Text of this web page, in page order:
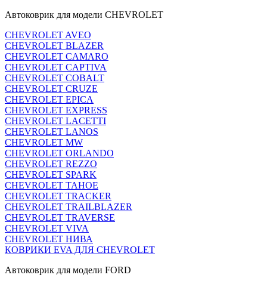
Автоковрик для модели CHEVROLET
CHEVROLET AVEO
CHEVROLET BLAZER
CHEVROLET CAMARO
CHEVROLET CAPTIVA
CHEVROLET COBALT
CHEVROLET CRUZE
CHEVROLET EPICA
CHEVROLET EXPRESS
CHEVROLET LACETTI
CHEVROLET LANOS
CHEVROLET MW
CHEVROLET ORLANDO
CHEVROLET REZZO
CHEVROLET SPARK
CHEVROLET TAHOE
CHEVROLET TRACKER
CHEVROLET TRAILBLAZER
CHEVROLET TRAVERSE
CHEVROLET VIVA
CHEVROLET НИВА
КОВРИКИ EVA ДЛЯ CHEVROLET
Автоковрик для модели FORD